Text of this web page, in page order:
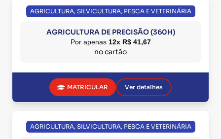
AGRICULTURA, SILVICULTURA, PESCA E VETERINÁRIA
AGRICULTURA DE PRECISÃO (360H)
Por apenas 12x R$ 41,67
no cartão
MATRICULAR Ver detalhes
AGRICULTURA, SILVICULTURA, PESCA E VETERINÁRIA